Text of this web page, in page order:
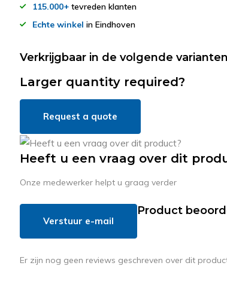
115.000+ tevreden klanten
Echte winkel in Eindhoven
Verkrijgbaar in de volgende
Larger quantity required?
Request a quote
Heeft u een vraag over dit
Onze medewerker helpt u graag verder
Verstuur e-mail
Product
Er zijn nog geen reviews geschreven over dit